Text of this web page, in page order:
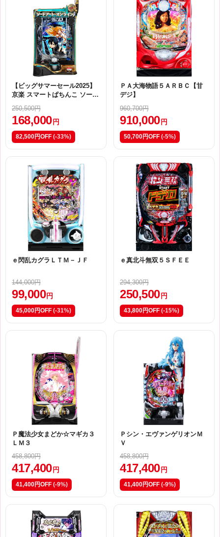
【ビッグサマーセール2025】
京楽 スマートぱちんこ ソード
ンコ実機 [スマパチ] [枠
名：新枠 ｅＳＡＯ] [4ch対
応]No.ps0724
250,500円
168,000 円
82,500円OFF (-33%)
ＰＡ大海物語５ＡＲＢＣ【甘
デジ】
960,700円
910,000 円
50,700円OFF (-5%)
ｅ閃乱カグラＬＴＭ－ＪＦ
144,000円
99,000 円
45,000円OFF (-31%)
ｅ真北斗無双５ＳＦＥＥ
294,300円
250,500 円
43,800円OFF (-15%)
Ｐ魔法少女まどか☆マギカ３
ＬＭ３
458,800円
417,400 円
41,400円OFF (-9%)
Ｐシン・エヴァンゲリオンＭ
Ｖ
458,800円
417,400 円
41,400円OFF (-9%)